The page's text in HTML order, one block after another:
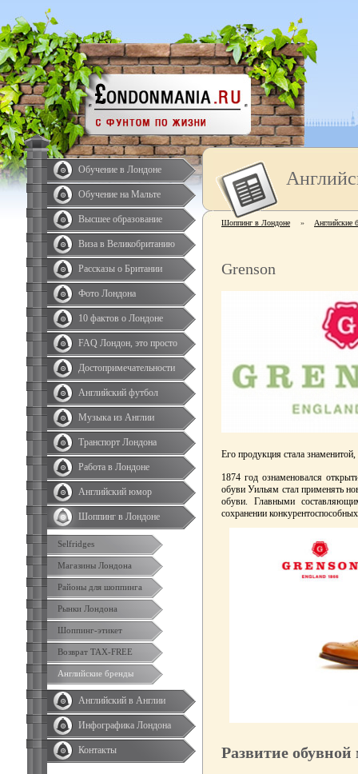
Обучение в Лондоне
Обучение на Мальте
Высшее образование
Виза в Великобританию
Рассказы о Британии
Фото Лондона
10 фактов о Лондоне
FAQ Лондон, это просто
Достопримечательности
Английский футбол
Музыка из Англии
Транспорт Лондона
Работа в Лондоне
Английский юмор
Шоппинг в Лондоне
Selfridges
Магазины Лондона
Районы для шоппинга
Рынки Лондона
Шоппинг-этикет
Возврат TAX-FREE
Английские бренды
Английский в Англии
Инфографика Лондона
Контакты
Шоппинг в Лондоне » Английские
Grenson
Его продукция стала
1874 год ознаменовался
обуви Уильям стал применять
обуви. Главными
сохранении
Развитие